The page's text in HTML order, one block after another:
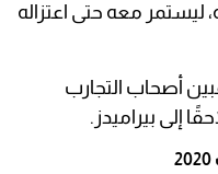
ليستمر معه حتى اعتزاله
أصحاب التجارب
إلى بيراميدز.